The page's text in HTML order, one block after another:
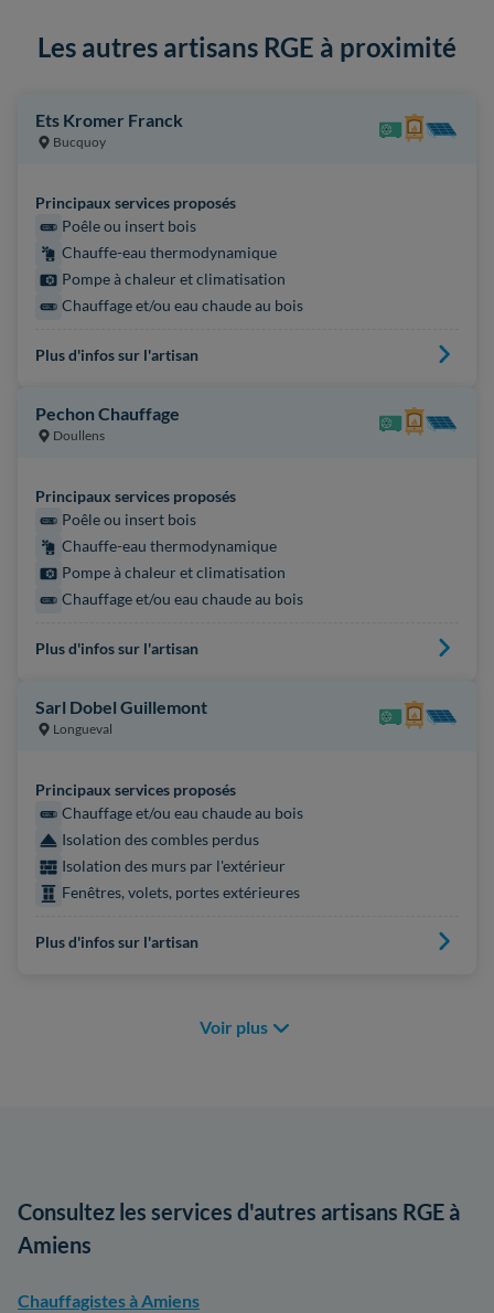
Les autres artisans RGE à proximité
Ets Kromer Franck
Bucquoy
Principaux services proposés
Poêle ou insert bois
Chauffe-eau thermodynamique
Pompe à chaleur et climatisation
Chauffage et/ou eau chaude au bois
Plus d'infos sur l'artisan
Pechon Chauffage
Doullens
Principaux services proposés
Poêle ou insert bois
Chauffe-eau thermodynamique
Pompe à chaleur et climatisation
Chauffage et/ou eau chaude au bois
Plus d'infos sur l'artisan
Sarl Dobel Guillemont
Longueval
Principaux services proposés
Chauffage et/ou eau chaude au bois
Isolation des combles perdus
Isolation des murs par l'extérieur
Fenêtres, volets, portes extérieures
Plus d'infos sur l'artisan
Voir plus
Consultez les services d'autres artisans RGE à
Amiens
Chauffagistes à Amiens